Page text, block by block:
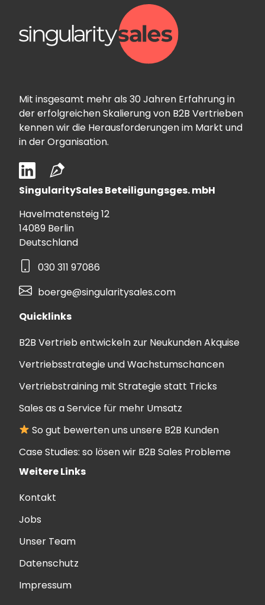
Mit insgesamt mehr als 30 Jahren Erfahrung in
der erfolgreichen Skalierung von B2B Vertrieben
kennen wir die Herausforderungen im Markt und
in der Organisation.
SingularitySales Beteiligungsges. mbH
Havelmatensteig 12
14089 Berlin
Deutschland
030 311 97086
boerge@singularitysales.com
Quicklinks
B2B Vertrieb entwickeln zur Neukunden Akquise
Vertriebsstrategie und Wachstumschancen
Vertriebstraining mit Strategie statt Tricks
Sales as a Service für mehr Umsatz
So gut bewerten uns unsere B2B Kunden
Case Studies: so lösen wir B2B Sales Probleme
Weitere Links
Kontakt
Jobs
Unser Team
Datenschutz
Impressum